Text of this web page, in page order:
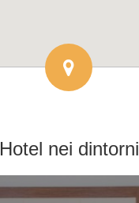
Hotel nei dintorni